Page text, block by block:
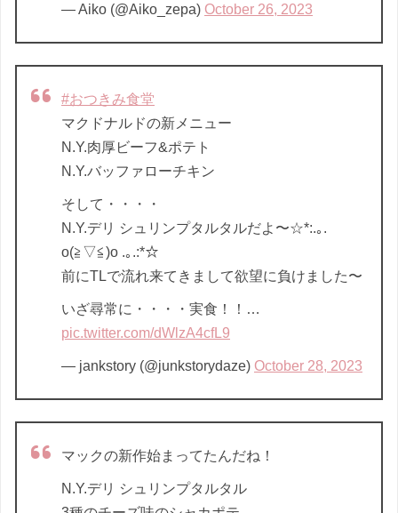
— Aiko (@Aiko_zepa) October 26, 2023
#おつきみ食堂
マクドナルドの新メニュー
N.Y.肉厚ビーフ&ポテト
N.Y.バッファローチキン
そして・・・・
N.Y.デリ シュリンプタルタルだよ〜☆*:.｡.
o(≧▽≦)o .｡.:*☆
前にTLで流れ来てきまして欲望に負けました〜
いざ尋常に・・・・実食！！…
pic.twitter.com/dWlzA4cfL9
— jankstory (@junkstorydaze) October 28, 2023
マックの新作始まってたんだね！
N.Y.デリ シュリンプタルタル